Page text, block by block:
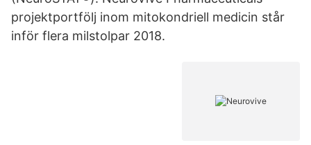
projektportfölj inom mitokondriell medicin står
inför flera milstolpar 2018.